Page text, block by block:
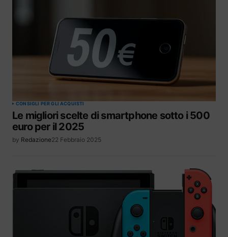
CONSIGLI PER GLI ACQUISTI
Le migliori scelte di smartphone sotto i 500
euro per il 2025
by Redazione22 Febbraio 2025